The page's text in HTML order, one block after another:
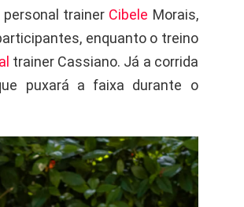
trainer Cibele Morais,
enquanto o treino
trainer Cassiano. Já a corrida
puxará a faixa durante o